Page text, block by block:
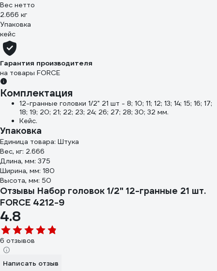
Вес нетто
2.666 кг
Упаковка
кейс
Гарантия производителя
на товары FORCE
Комплектация
12-гранные головки 1/2" 21 шт - 8; 10; 11; 12; 13; 14; 15; 16; 17;
18; 19; 20; 21; 22; 23; 24; 26; 27; 28; 30; 32 мм.
Кейс.
Упаковка
Единица товара: Штука
Вес, кг: 2.666
Длина, мм: 375
Ширина, мм: 180
Высота, мм: 50
Отзывы Набор головок 1/2" 12-гранные 21 шт.
FORCE 4212-9
4.8
6 отзывов
Написать отзыв